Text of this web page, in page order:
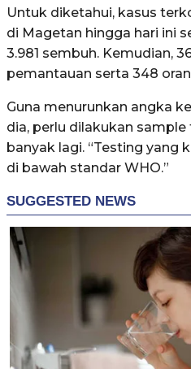
Untuk diketahui, kasus
di Magetan hingga hari ini
3.981 sembuh. Kemudian,
pemantauan serta 348
Guna menurunkan angka
dia, perlu dilakukan
banyak lagi. “Testing yang
di bawah standar WHO.”